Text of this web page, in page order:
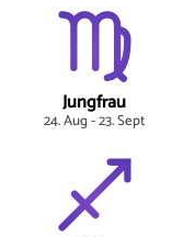
Jungfrau
24. Aug - 23. Sept